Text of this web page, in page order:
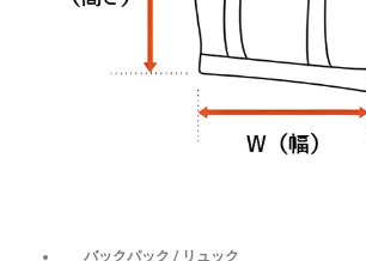
バックパック / リュック